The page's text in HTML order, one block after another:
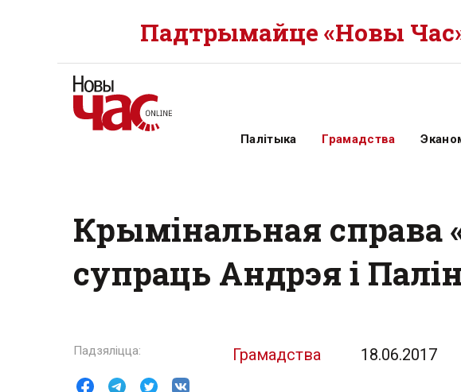
Падтрымайце «Новы
Палітыка Грамадства
Крымінальная справа
супраць Андрэя і
Грамадства 18.06.2017